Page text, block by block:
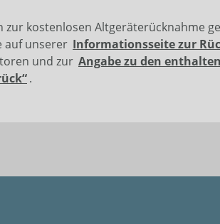
kostenlosen Altgeräterücknahme
auf unserer Informationsseite zur
und zur Angabe zu den
.